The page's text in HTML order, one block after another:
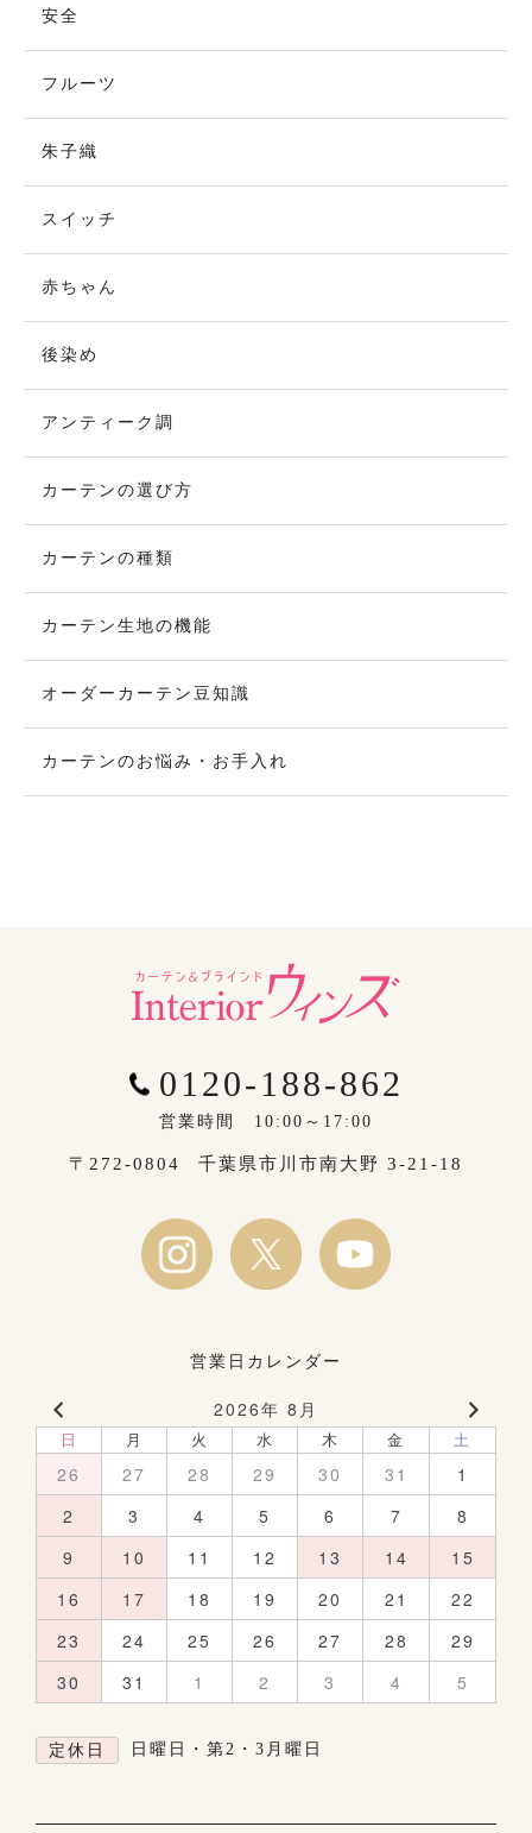
安全
フルーツ
朱子織
スイッチ
赤ちゃん
後染め
アンティーク調
カーテンの選び方
カーテンの種類
カーテン生地の機能
オーダーカーテン豆知識
カーテンのお悩み・お手入れ
0120-188-862
営業時間 10:00～17:00
〒272-0804 千葉県市川市南大野 3-21-18
営業日カレンダー
2026年 8月
日 月 火 水 木 金 土
26 27 28 29 30 31
1
2
3 4 5 6 7
8
9
10 11 12 13 14
15
16
17 18 19 20 21
22
23
24 25 26 27 28
29
30
31 1 2 3 4 5
定休日 日曜日・第2・3月曜日